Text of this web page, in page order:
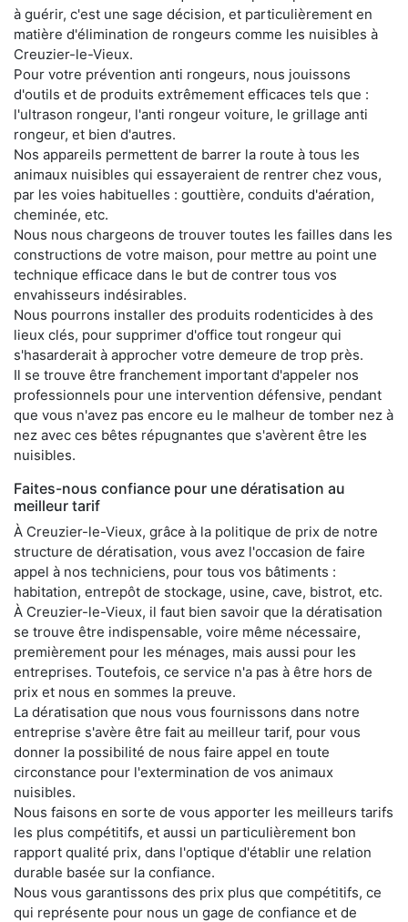
à guérir, c'est une sage décision, et particulièrement en
matière d'élimination de rongeurs comme les nuisibles à
Creuzier-le-Vieux.
Pour votre prévention anti rongeurs, nous jouissons
d'outils et de produits extrêmement efficaces tels que :
l'ultrason rongeur, l'anti rongeur voiture, le grillage anti
rongeur, et bien d'autres.
Nos appareils permettent de barrer la route à tous les
animaux nuisibles qui essayeraient de rentrer chez vous,
par les voies habituelles : gouttière, conduits d'aération,
cheminée, etc.
Nous nous chargeons de trouver toutes les failles dans les
constructions de votre maison, pour mettre au point une
technique efficace dans le but de contrer tous vos
envahisseurs indésirables.
Nous pourrons installer des produits rodenticides à des
lieux clés, pour supprimer d'office tout rongeur qui
s'hasarderait à approcher votre demeure de trop près.
Il se trouve être franchement important d'appeler nos
professionnels pour une intervention défensive, pendant
que vous n'avez pas encore eu le malheur de tomber nez à
nez avec ces bêtes répugnantes que s'avèrent être les
nuisibles.
Faites-nous confiance pour une dératisation au
meilleur tarif
À Creuzier-le-Vieux, grâce à la politique de prix de notre
structure de dératisation, vous avez l'occasion de faire
appel à nos techniciens, pour tous vos bâtiments :
habitation, entrepôt de stockage, usine, cave, bistrot, etc.
À Creuzier-le-Vieux, il faut bien savoir que la dératisation
se trouve être indispensable, voire même nécessaire,
premièrement pour les ménages, mais aussi pour les
entreprises. Toutefois, ce service n'a pas à être hors de
prix et nous en sommes la preuve.
La dératisation que nous vous fournissons dans notre
entreprise s'avère être fait au meilleur tarif, pour vous
donner la possibilité de nous faire appel en toute
circonstance pour l'extermination de vos animaux
nuisibles.
Nous faisons en sorte de vous apporter les meilleurs tarifs
les plus compétitifs, et aussi un particulièrement bon
rapport qualité prix, dans l'optique d'établir une relation
durable basée sur la confiance.
Nous vous garantissons des prix plus que compétitifs, ce
qui représente pour nous un gage de confiance et de